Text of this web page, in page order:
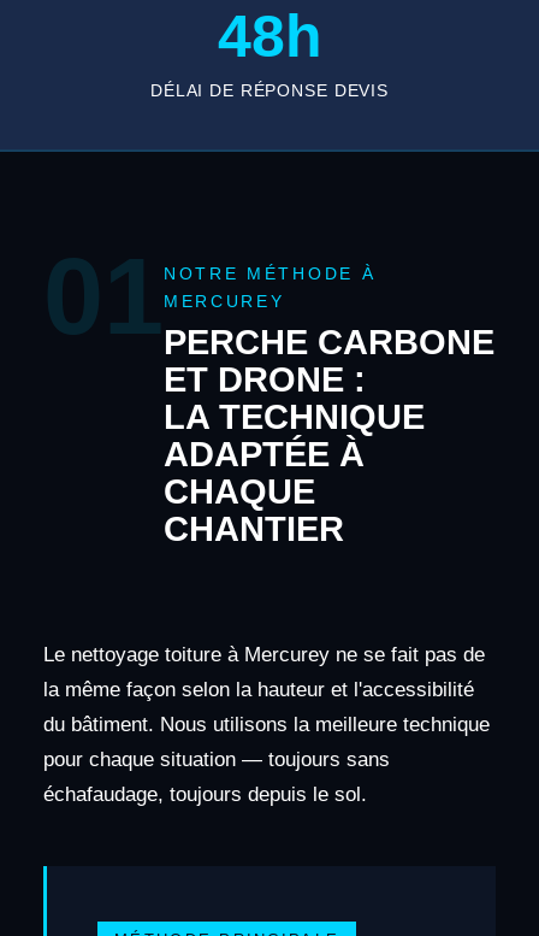
48h
DÉLAI DE RÉPONSE DEVIS
01 NOTRE MÉTHODE À
MERCUREY
PERCHE CARBONE
ET DRONE :
LA TECHNIQUE
ADAPTÉE À
CHAQUE
CHANTIER
Le nettoyage toiture à Mercurey ne se fait pas de
la même façon selon la hauteur et l'accessibilité
du bâtiment. Nous utilisons la meilleure technique
pour chaque situation — toujours sans
échafaudage, toujours depuis le sol.